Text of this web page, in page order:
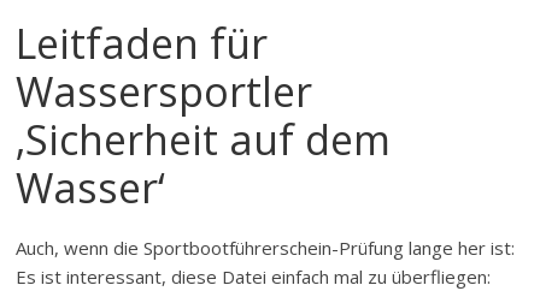
Leitfaden für
Wassersportler
‚Sicherheit auf dem
Wasser‘
Auch, wenn die Sportbootführerschein-Prüfung lange her ist:
Es ist interessant, diese Datei einfach mal zu überfliegen: